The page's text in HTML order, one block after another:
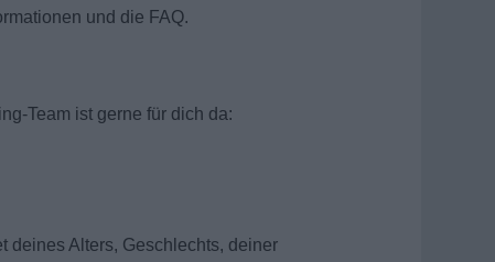
und die FAQ.
Team ist gerne für dich da:
deines Alters, Geschlechts, deiner